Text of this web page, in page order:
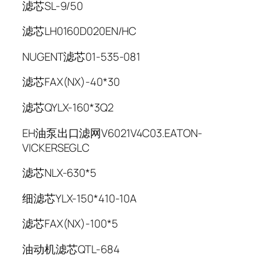
滤芯SL-9/50
滤芯LH0160D020EN/HC
NUGENT滤芯01-535-081
滤芯FAX(NX)-40*30
滤芯QYLX-160*3Q2
EH油泵出口滤网V6021V4C03.EATON-
VICKERSEGLC
滤芯NLX-630*5
细滤芯YLX-150*410-10A
滤芯FAX(NX)-100*5
油动机滤芯QTL-684